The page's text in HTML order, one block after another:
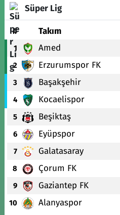
Süper Lig
# Takım
1 Amed
2 Erzurumspor FK
3 Başakşehir
4 Kocaelispor
5 Beşiktaş
6 Eyüpspor
7 Galatasaray
8 Çorum FK
9 Gaziantep FK
10 Alanyaspor